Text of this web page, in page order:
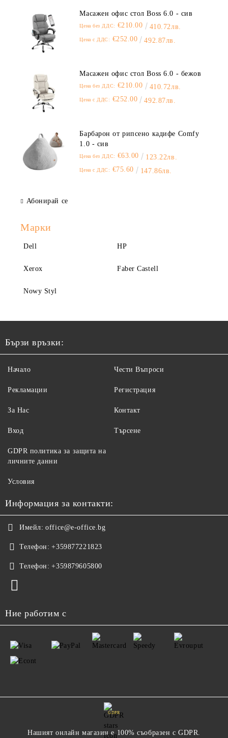
Масажен офис стол Boss 6.0 - сив
Цена без ДДС: €210.00 410.72лв.
Цена с ДДС: €252.00 492.87лв.
Масажен офис стол Boss 6.0 - бежов
Цена без ДДС: €210.00 410.72лв.
Цена с ДДС: €252.00 492.87лв.
Барбарон от рипсено кадифе Comfy
1.0 - сив
Цена без ДДС: €63.00 123.22лв.
Цена с ДДС: €75.60 147.86лв.
Абонирай се
Марки
Dell HP
Xerox Faber Castell
Nowy Styl
Бързи връзки:
Начало
Рекламации
За Нас
Вход
Чести Въпроси
Регистрация
Контакт
Търсене
GDPR политика за защита на
личните данни
Условия
Информация за контакти:
Имейл: office@e-office.bg
Телефон: +359877221823
Телефон: +359879605800
Ние работим с
GDPR
Нашият онлайн магазин е 100% съобразен с GDPR.